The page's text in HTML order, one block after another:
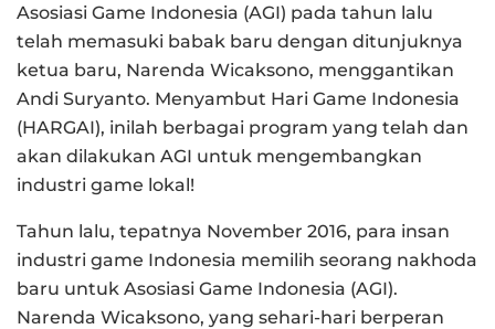
Asosiasi Game Indonesia (AGI) pada tahun lalu
telah memasuki babak baru dengan ditunjuknya
ketua baru, Narenda Wicaksono, menggantikan
Andi Suryanto. Menyambut Hari Game Indonesia
(HARGAI), inilah berbagai program yang telah dan
akan dilakukan AGI untuk mengembangkan
industri game lokal!
Tahun lalu, tepatnya November 2016, para insan
industri game Indonesia memilih seorang nakhoda
baru untuk Asosiasi Game Indonesia (AGI).
Narenda Wicaksono, yang sehari-hari berperan